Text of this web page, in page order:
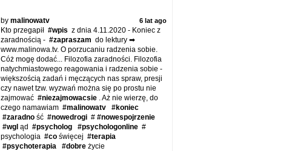
by malinowatv 6 lat ago
Kto przegapił #wpis z dnia 4.11.2020 - Koniec z
zaradnością - #zapraszam do lektury ➡
www.malinowa.tv. O porzucaniu radzenia sobie.
Cóż mogę dodać... Filozofia zaradności. Filozofia
natychmiastowego reagowania i radzenia sobie -
większością zadań i męczących nas spraw, presji
czy nawet tzw. wyzwań można się po prostu nie
zajmować #niezajmowacsie . Aż nie wierzę, do
czego namawiam #malinowatv
#koniec
#zaradno ść #nowedrogi # #nowespojrzenie
#wgl ąd #psycholog #psychologonline #
psychologia #co święcej #terapia
#psychoterapia
#dobre życie